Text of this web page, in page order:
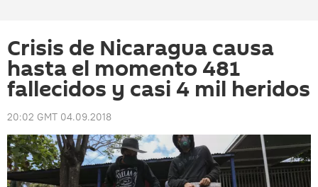
Crisis de Nicaragua causa
hasta el momento 481
fallecidos y casi 4 mil heridos
20:02 GMT 04.09.2018